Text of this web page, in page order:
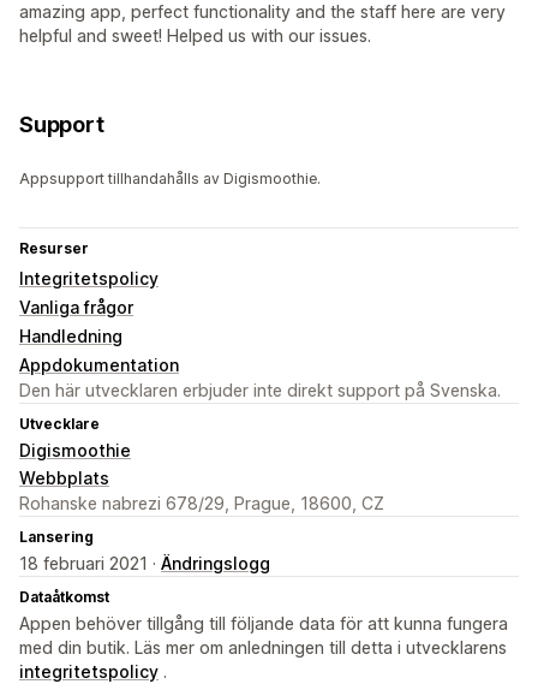
amazing app, perfect functionality and the staff here are very
helpful and sweet! Helped us with our issues.
Support
Appsupport tillhandahålls av Digismoothie.
Resurser
Integritetspolicy
Vanliga frågor
Handledning
Appdokumentation
Den här utvecklaren erbjuder inte direkt support på Svenska.
Utvecklare
Digismoothie
Webbplats
Rohanske nabrezi 678/29, Prague, 18600, CZ
Lansering
18 februari 2021 · Ändringslogg
Dataåtkomst
Appen behöver tillgång till följande data för att kunna fungera
med din butik. Läs mer om anledningen till detta i utvecklarens
integritetspolicy .